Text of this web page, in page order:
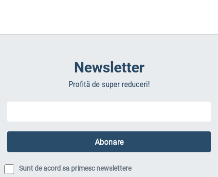
Newsletter
Profită de super reduceri!
Sunt de acord sa primesc newslettere